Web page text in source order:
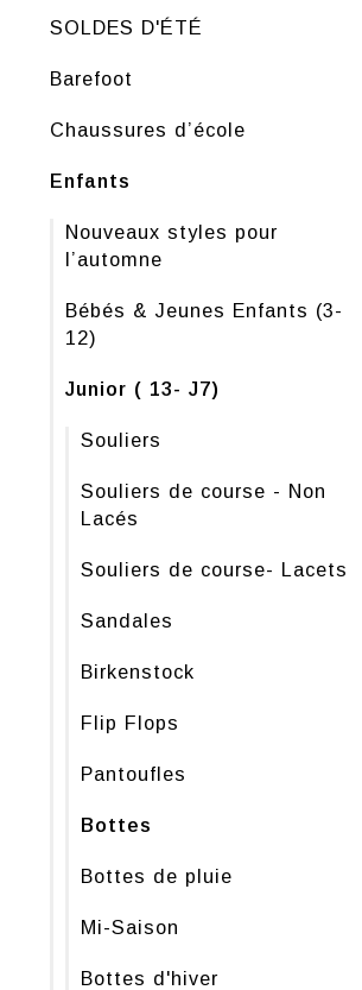
SOLDES D'ÉTÉ
Barefoot
Chaussures d’école
Enfants
Nouveaux styles pour
l’automne
Bébés & Jeunes Enfants (3-
12)
Junior ( 13- J7)
Souliers
Souliers de course - Non
Lacés
Souliers de course- Lacets
Sandales
Birkenstock
Flip Flops
Pantoufles
Bottes
Bottes de pluie
Mi-Saison
Bottes d'hiver